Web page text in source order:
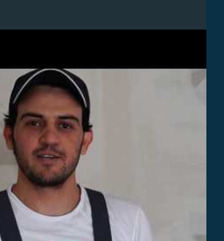
von YouTube eingebettet.